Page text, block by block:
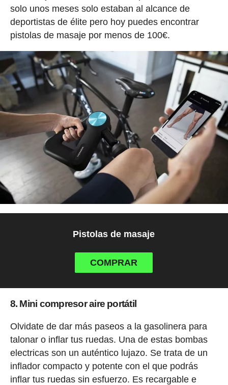
solo unos meses solo estaban al alcance de
deportistas de élite pero hoy puedes encontrar
pistolas de masaje por menos de 100€.
Pistolas de masaje
COMPRAR
8. Mini compresor aire portátil
Olvidate de dar más paseos a la gasolinera para
talonar o inflar tus ruedas. Una de estas bombas
electricas son un auténtico lujazo. Se trata de un
inflador compacto y potente con el que podrás
inflar tus ruedas sin esfuerzo. Es recargable e